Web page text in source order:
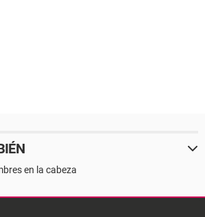
en la cabeza